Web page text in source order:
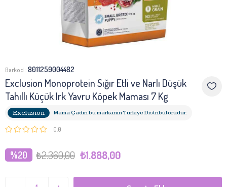
Barkod : 8011259004482
Exclusion Monoprotein Sığır Etli ve Narlı Düşük
Tahıllı Küçük Irk Yavru Köpek Maması 7 Kg
Exclusion Mama Çadırı bu markanın Türkiye Distribütörüdür.
0.0
20 ₺2.360,00 ₺1.888,00